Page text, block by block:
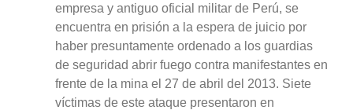
empresa y antiguo oficial militar de Perú, se
encuentra en prisión a la espera de juicio por
haber presuntamente ordenado a los guardias
de seguridad abrir fuego contra manifestantes en
frente de la mina el 27 de abril del 2013. Siete
víctimas de este ataque presentaron en